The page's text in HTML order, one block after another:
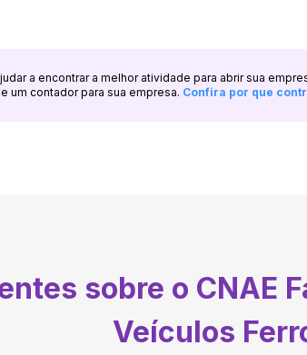
a encontrar a melhor atividade para abrir sua
um contador para sua empresa. Confira por que
sobre o CNAE
Veículos